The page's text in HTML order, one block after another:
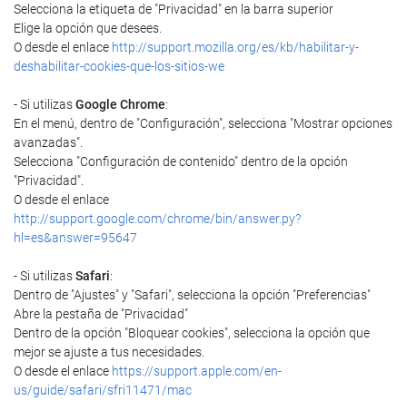
Selecciona la etiqueta de "Privacidad" en la barra superior
Elige la opción que desees.
O desde el enlace http://support.mozilla.org/es/kb/habilitar-y-
deshabilitar-cookies-que-los-sitios-we
- Si utilizasGoogle Chrome:
En el menú, dentro de "Configuración", selecciona "Mostrar opciones
avanzadas".
Selecciona "Configuración de contenido" dentro de la opción
"Privacidad".
O desde el enlace
http://support.google.com/chrome/bin/answer.py?
hl=es&answer=95647
- Si utilizasSafari:
Dentro de "Ajustes" y "Safari", selecciona la opción "Preferencias"
Abre la pestaña de "Privacidad"
Dentro de la opción "Bloquear cookies", selecciona la opción que
mejor se ajuste a tus necesidades.
O desde el enlace https://support.apple.com/en-
us/guide/safari/sfri11471/mac